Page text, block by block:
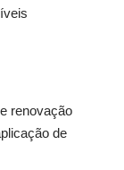
renovação
de